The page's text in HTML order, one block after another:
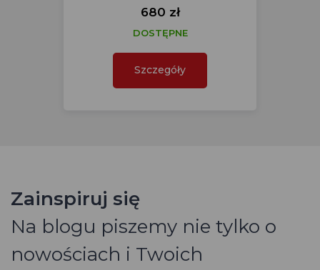
680 zł
DOSTĘPNE
Szczegóły
Zainspiruj się
Na blogu piszemy nie tylko o
nowościach i Twoich